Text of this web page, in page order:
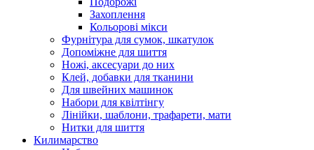
Захоплення
Кольорові мікси
Фурнітура для сумок, шкатулок
Допоміжне для шиття
Ножі, аксесуари до них
Клей, добавки для тканини
Для швейних машинок
Набори для квілтінгу
Лінійки, шаблони, трафарети, мати
Нитки для шиття
Килимарство